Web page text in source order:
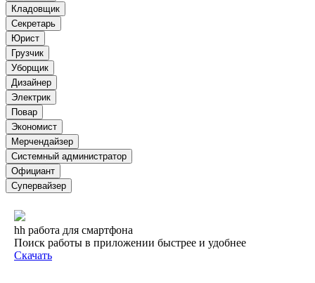
Кладовщик
Секретарь
Юрист
Грузчик
Уборщик
Дизайнер
Электрик
Повар
Экономист
Мерчендайзер
Системный администратор
Официант
Супервайзер
hh работа для смартфона
Поиск работы в приложении быстрее и удобнее
Скачать